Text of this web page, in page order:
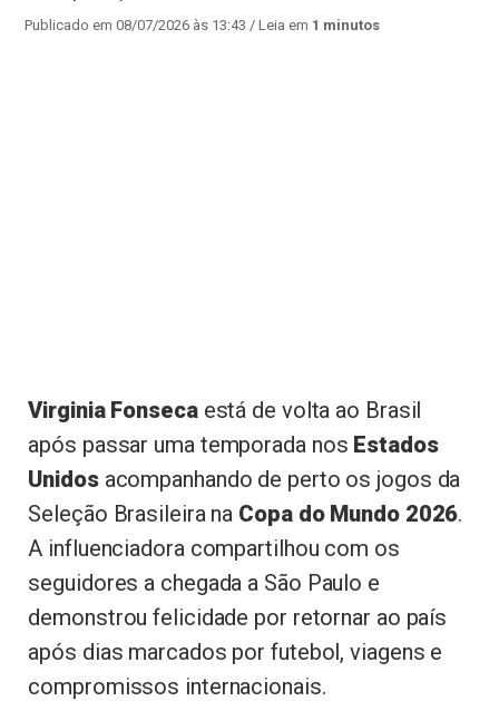
Publicado em 08/07/2026 às 13:43 / Leia em 1 minutos
Virginia Fonsecaestá de volta ao Brasil
após passar uma temporada nos Estados
Unidosacompanhando de perto os jogos da
Seleção Brasileira na Copa do Mundo 2026.
A influenciadora compartilhou com os
seguidores a chegada a São Paulo e
demonstrou felicidade por retornar ao país
após dias marcados por futebol, viagens e
compromissos internacionais.